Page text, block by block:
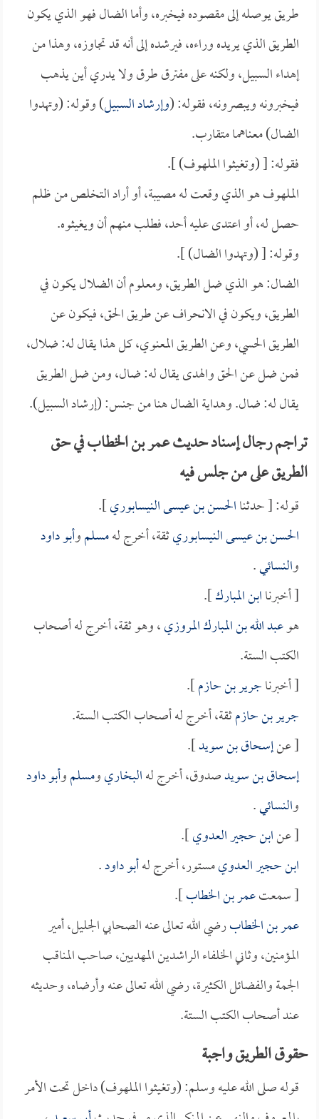
طريق يوصله إلى مقصوده فيخبره، وأما الضال فهو الذي يكون
الطريق الذي يريده وراءه، فيرشده إلى أنه قد تجاوزه، وهذا من
إهداء السبيل، ولكنه على مفترق طرق ولا يدري أين يذهب
فيخبرونه ويبصرونه، فقوله: (وإرشاد السبيل) وقوله: (وتهدوا
الضال) معناهما متقارب.
فقوله: [ (وتغيثوا الملهوف) ].
الملهوف هو الذي وقعت له مصيبة، أو أراد التخلص من ظلم
حصل له، أو اعتدى عليه أحد، فطلب منهم أن ويغيثوه.
وقوله: [ (وتهدوا الضال) ].
الضال: هو الذي ضل الطريق، ومعلوم أن الضلال يكون في
الطريق، ويكون في الانحراف عن طريق الحق، فيكون عن
الطريق الحسي، وعن الطريق المعنوي، كل هذا يقال له: ضلال،
فمن ضل عن الحق والهدى يقال له: ضال، ومن ضل الطريق
يقال له: ضال. وهداية الضال هنا من جنس: (إرشاد السبيل).
تراجم رجال إسناد حديث عمر بن الخطاب في حق
الطريق على من جلس فيه
قوله: [ حدثناالحسن بن عيسى النيسابوري].
الحسن بن عيسى النيسابوريثقة، أخرج لهمسلموأبو داود
والنسائي.
[ أخبرناابن المبارك].
هوعبد الله بن المبارك المروزي، وهو ثقة، أخرج له أصحاب
الكتب الستة.
[ أخبرناجرير بن حازم].
جرير بن حازمثقة، أخرج له أصحاب الكتب الستة.
[ عنإسحاق بن سويد].
إسحاق بن سويدصدوق، أخرج لهالبخاريومسلموأبو داود
والنسائي.
[ عنابن حجير العدوي].
ابن حجير العدويمستور، أخرج لهأبو داود.
[ سمعتعمر بن الخطاب].
عمر بن الخطابرضي الله تعالى عنه الصحابي الجليل، أمير
المؤمنين، وثاني الخلفاء الراشدين المهديين، صاحب المناقب
الجمة والفضائل الكثيرة، رضي الله تعالى عنه وأرضاه، وحديثه
عند أصحاب الكتب الستة.
حقوق الطريق واجبة
قوله صلى الله عليه وسلم: (وتغيثوا الملهوف) داخل تحت الأمر